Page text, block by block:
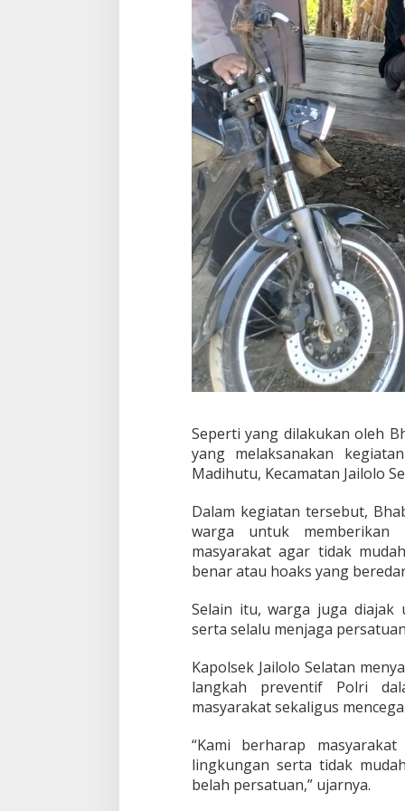
Seperti yang dilakukan oleh
yang melaksanakan
Madihutu, Kecamatan Jailolo
Dalam kegiatan tersebut,
warga untuk memberikan
masyarakat agar tidak
benar atau hoaks yang
Selain itu, warga juga diajak
serta selalu menjaga
Kapolsek Jailolo Selatan
langkah preventif Polri
masyarakat sekaligus
“Kami berharap
lingkungan serta tidak
belah persatuan,” ujarnya.